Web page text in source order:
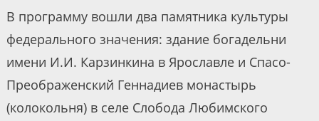
В программу вошли два памятника культуры
федерального значения: здание богадельни
имени И.И. Карзинкина в Ярославле и Спасо-
Преображенский Геннадиев монастырь
(колокольня) в селе Слобода Любимского